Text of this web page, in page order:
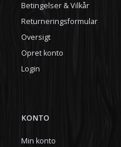
Betingelser & Vilkår
Returneringsformular
Oversigt
Opret konto
Login
KONTO
Min konto